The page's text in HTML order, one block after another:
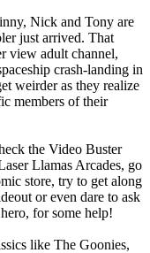
Nick and Tony are
just arrived. That
view adult channel,
crash-landing in
weirder as they realize
members of their
the Video Buster
Llamas Arcades, go
store, try to get along
or even dare to ask
for some help!
like The Goonies,